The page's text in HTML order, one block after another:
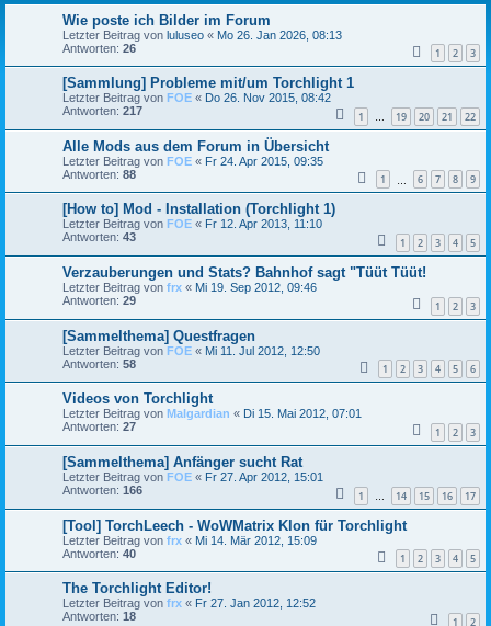
Wie poste ich Bilder im Forum
Letzter Beitrag von luluseo « Mo 26. Jan 2026, 08:13
Antworten: 26 1 2 3
[Sammlung] Probleme mit/um Torchlight 1
Letzter Beitrag von FOE « Do 26. Nov 2015, 08:42
Antworten: 217 1 … 19 20 21 22
Alle Mods aus dem Forum in Übersicht
Letzter Beitrag von FOE « Fr 24. Apr 2015, 09:35
Antworten: 88 1 6 7 8 9
[How to] Mod - Installation (Torchlight 1)
Letzter Beitrag von FOE « Fr 12. Apr 2013, 11:10
Antworten: 43 1 2 3 4 5
Verzauberungen und Stats? Bahnhof sagt "Tüüt Tüüt!
Letzter Beitrag von frx « Mi 19. Sep 2012, 09:46
Antworten: 29 1 2 3
[Sammelthema] Questfragen
Letzter Beitrag von FOE « Mi 11. Jul 2012, 12:50
Antworten: 58 1 2 3 4 5 6
Videos von Torchlight
Letzter Beitrag von Malgardian « Di 15. Mai 2012, 07:01
Antworten: 27 1 2 3
[Sammelthema] Anfänger sucht Rat
Letzter Beitrag von FOE « Fr 27. Apr 2012, 15:01
Antworten: 166 1 … 14 15 16 17
[Tool] TorchLeech - WoWMatrix Klon für Torchlight
Letzter Beitrag von frx « Mi 14. Mär 2012, 15:09
Antworten: 40 1 2 3 4 5
The Torchlight Editor!
Letzter Beitrag von frx « Fr 27. Jan 2012, 12:52
Antworten: 18 1 2